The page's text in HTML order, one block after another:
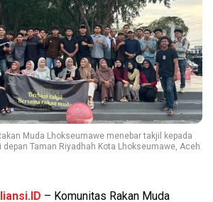
Muda Lhokseumawe menebar takjil kepada
Taman Riyadhah Kota Lhokseumawe, Aceh.
– Komunitas Rakan Muda